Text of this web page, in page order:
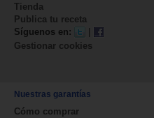
Tienda
Publica tu receta
Síguenos en:
|
Gestionar cookies
Nuestras garantías
Cómo comprar